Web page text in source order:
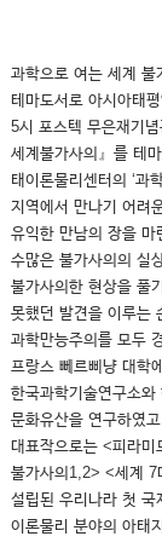
과학으로 여는 세계 불
테마도서로 아시아태
5시 포스텍 무은재기
세계불가사의』를 테
태이론물리센터의 ‘과
지역에서 만나기 어려
유익한 만남의 장을
수많은 불가사의의 실
불가사의한 현상을 풀
못했던 발견을 이루는
과학만능주의를 모두
프랑스 뻬르삐냥 대학
한국과학기술연구소
문화유산을 연구하였
대표작으로는 <피라미
불가사의1,2> <세계 7
설립된 우리나라 첫 국
이론물리 분야의 아태